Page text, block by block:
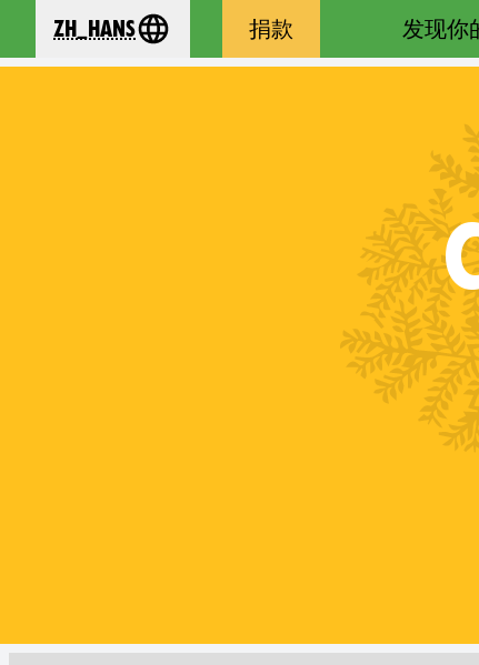
发现你
捐款
your language
zh_Hans